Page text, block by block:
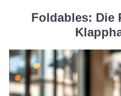
Foldables: Die